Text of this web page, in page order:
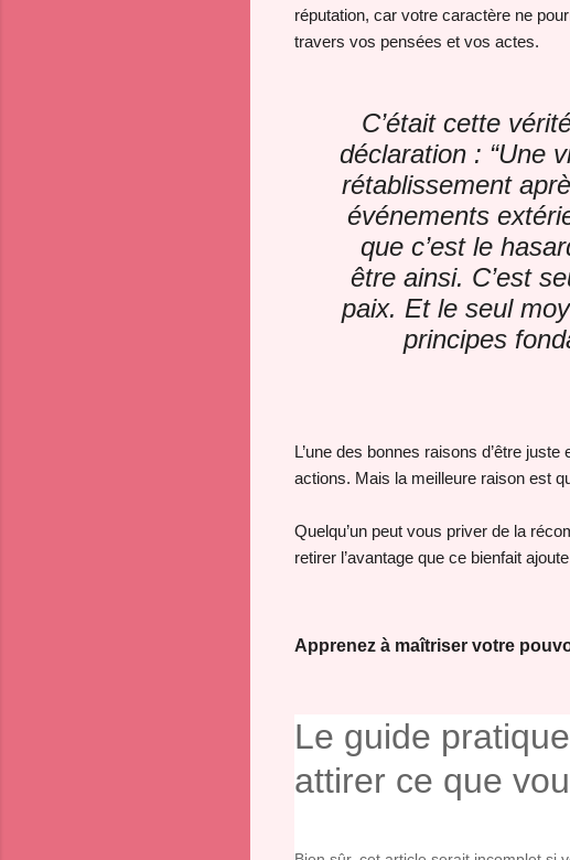
réputation, car votre caractère ne
travers vos pensées et vos actes.
C’était cette
déclaration : “Une
rétablissement
événements
que c’est le
être ainsi. C’est
paix. Et le seul
principes
L’une des bonnes raisons d’être
actions. Mais la meilleure raison est
Quelqu’un peut vous priver de la
retirer l’avantage que ce bienfait
Apprenez à maîtriser votre
Le guide
attirer ce que